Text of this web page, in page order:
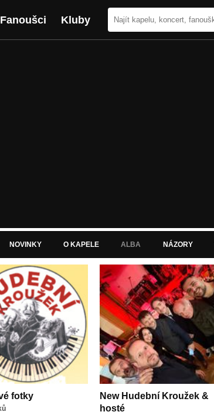
Fanoušci Kluby
NOVINKY O KAPELE ALBA NÁZORY
fotky
New Hudební Kroužek &
hosté